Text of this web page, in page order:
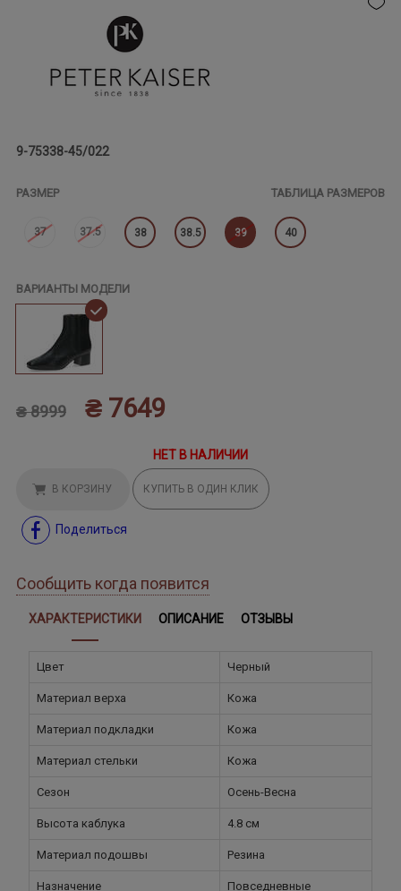
9-75338-45/022
РАЗМЕР ТАБЛИЦА РАЗМЕРОВ
37 37.5 38 38.5 39 40
ВАРИАНТЫ МОДЕЛИ
₴ 8999 ₴ 7649
НЕТ В НАЛИЧИИ
В КОРЗИНУ КУПИТЬ В ОДИН КЛИК
Поделиться
Сообщить когда появится
ХАРАКТЕРИСТИКИ ОПИСАНИЕ ОТЗЫВЫ
Цвет Черный
Материал верха Кожа
Материал подкладки Кожа
Материал стельки Кожа
Сезон Осень-Весна
Высота каблука 4.8 см
Материал подошвы Резина
Назначение Повседневные